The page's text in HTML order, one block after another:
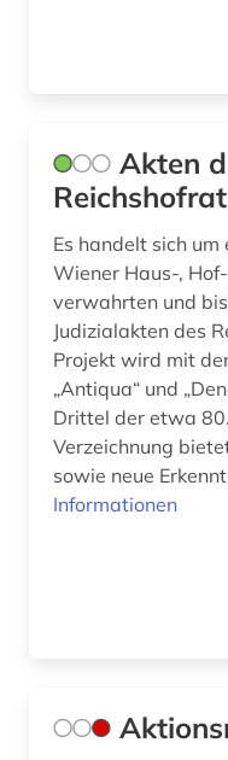
ddr (1)
debatte (1)
demographie (2)
design (6)
designrecht (1)
Akten
Es handelt sich
Wiener Haus-,
verwahrten und
Judizialakten des
Projekt wird mit
„Antiqua“ und
Drittel der etwa
Verzeichnung
sowie neue
Informationen